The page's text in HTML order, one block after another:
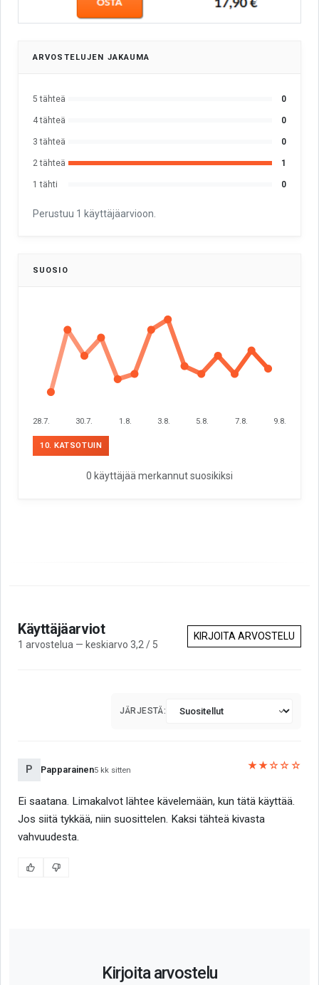
ARVOSTELUJEN JAKAUMA
5 tähteä 0
4 tähteä 0
3 tähteä 0
2 tähteä 1
1 tähti 0
Perustuu 1 käyttäjäarvioon.
SUOSIO
28.7. 30.7. 1.8. 3.8. 5.8. 7.8. 9.8.
10. KATSOTUIN
0 käyttäjää merkannut suosikiksi
Käyttäjäarviot
1 arvostelua — keskiarvo 3,2 / 5
KIRJOITA ARVOSTELU
JÄRJESTÄ:
P Papparainen5 kk sitten ★★☆☆☆
Ei saatana. Limakalvot lähtee kävelemään, kun tätä käyttää.
Jos siitä tykkää, niin suosittelen. Kaksi tähteä kivasta
vahvuudesta.
Kirjoita arvostelu